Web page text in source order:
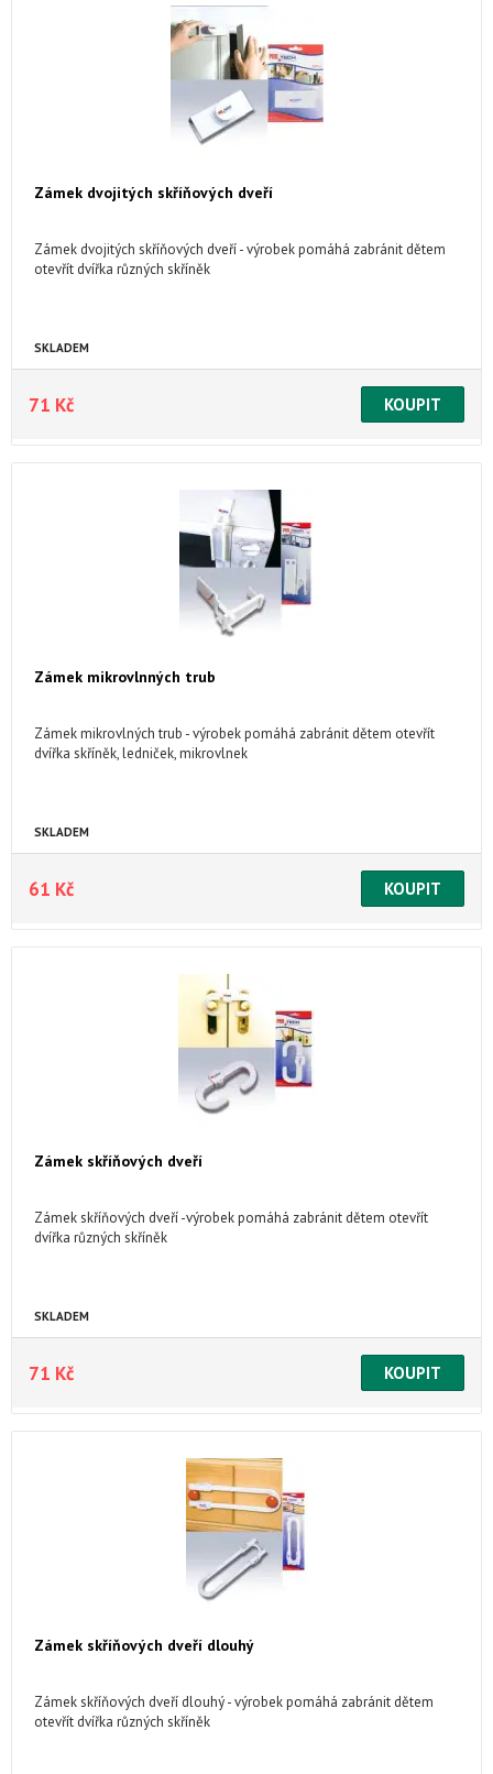
Zámek dvojitých skříňových dveří
Zámek dvojitých skříňových dveří - výrobek pomáhá zabránit dětem
otevřít dvířka různých skříněk
SKLADEM
71 Kč
Zámek mikrovlnných trub
Zámek mikrovlných trub - výrobek pomáhá zabránit dětem otevřít
dvířka skříněk, ledniček, mikrovlnek
SKLADEM
61 Kč
Zámek skříňových dveří
Zámek skříňových dveří -výrobek pomáhá zabránit dětem otevřít
dvířka různých skříněk
SKLADEM
71 Kč
Zámek skříňových dveří dlouhý
Zámek skříňových dveří dlouhý - výrobek pomáhá zabránit dětem
otevřít dvířka různých skříněk